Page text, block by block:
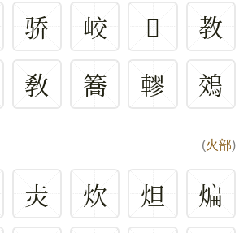
骄 峧 𨶲
教
敎 簥 轇 鵁
(火部)
灻 炊 炟
煸